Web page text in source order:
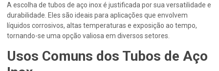
A escolha de tubos de aço inox é justificada por sua versatilidade e
durabilidade. Eles são ideais para aplicações que envolvem
líquidos corrosivos, altas temperaturas e exposição ao tempo,
tornando-se uma opção valiosa em diversos setores.
Usos Comuns dos Tubos de Aço